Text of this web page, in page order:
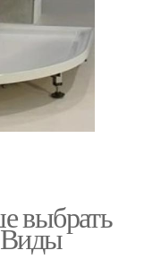
выбрать
Виды